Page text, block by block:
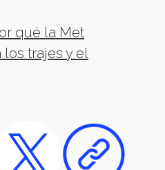
qué la Met
los trajes y el